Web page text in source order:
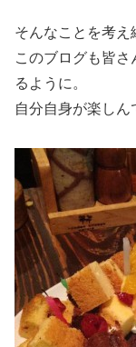
そんなことを考え
このブログも皆
るように。
自分自身が楽しん